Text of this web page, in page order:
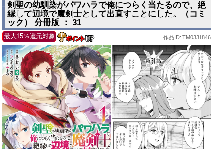
剣聖の幼馴染がパワハラで俺につらく当たるので、絶
縁して辺境で魔剣士として出直すことにした。（コミ
ック） 分冊版 ： 31
最大15％還元対象 作品ID:ITM0331846